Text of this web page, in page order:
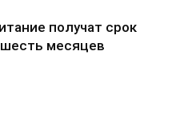
получат срок
месяцев